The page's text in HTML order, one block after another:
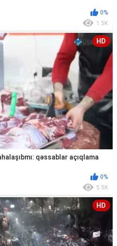
0%
1.5K
HD
qəssablar açıqlama
0%
5.5K
HD